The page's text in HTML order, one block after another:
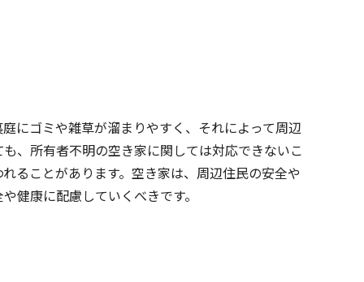
にゴミや雑草が溜まりやすく、それによって周辺
、所有者不明の空き家に関しては対応できないこ
ることがあります。空き家は、周辺住民の安全や
健康に配慮していくべきです。